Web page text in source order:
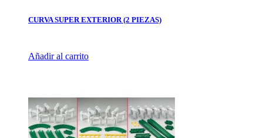
CURVA SUPER EXTERIOR (2 PIEZAS)
Añadir al carrito